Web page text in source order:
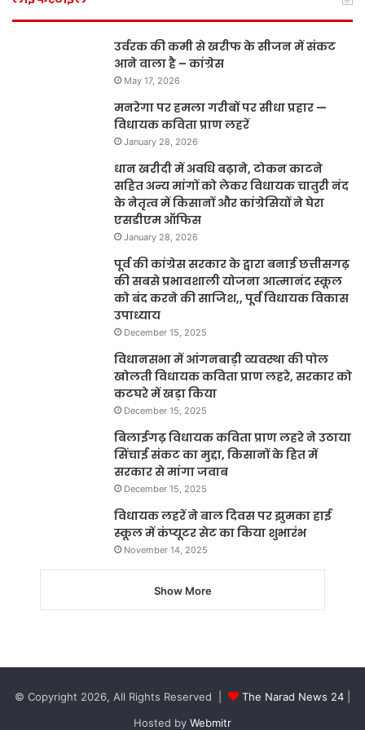
उर्वरक की कमी से खरीफ के सीजन में संकट
आने वाला है – कांग्रेस
May 17, 2026
मनरेगा पर हमला गरीबों पर सीधा प्रहार —
विधायक कविता प्राण लहरें
January 28, 2026
धान खरीदी में अवधि बढ़ाने, टोकन काटने
सहित अन्य मांगों को लेकर विधायक चातुरी नंद
के नेतृत्व में किसानों और कांग्रेसियों ने घेरा
एसडीएम ऑफिस
January 28, 2026
पूर्व की कांग्रेस सरकार के द्वारा बनाई छत्तीसगढ़
की सबसे प्रभावशाली योजना आत्मानंद स्कूल
को बंद करने की साजिश,, पूर्व विधायक विकास
उपाध्याय
December 15, 2025
विधानसभा में आंगनबाड़ी व्यवस्था की पोल
खोलती विधायक कविता प्राण लहरे, सरकार को
कटघरे में खड़ा किया
December 15, 2025
बिलाईगढ़ विधायक कविता प्राण लहरे ने उठाया
सिंचाई संकट का मुद्दा, किसानों के हित में
सरकार से मांगा जवाब
December 15, 2025
विधायक लहरें ने बाल दिवस पर झुमका हाई
स्कूल में कंप्यूटर सेट का किया शुभारंभ
November 14, 2025
Show More
© Copyright 2026, All Rights Reserved | The Narad News 24
Hosted by Webmitr